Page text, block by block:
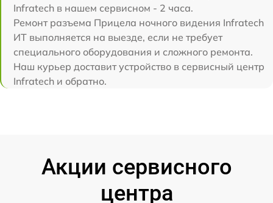
Infratech в нашем сервисном - 2 часа.
Ремонт разъема Прицела ночного видения Infratech
ИТ выполняется на выезде, если не требует
специального оборудования и сложного ремонта.
Наш курьер доставит устройство в сервисный центр
Infratech и обратно.
Акции сервисного
центра